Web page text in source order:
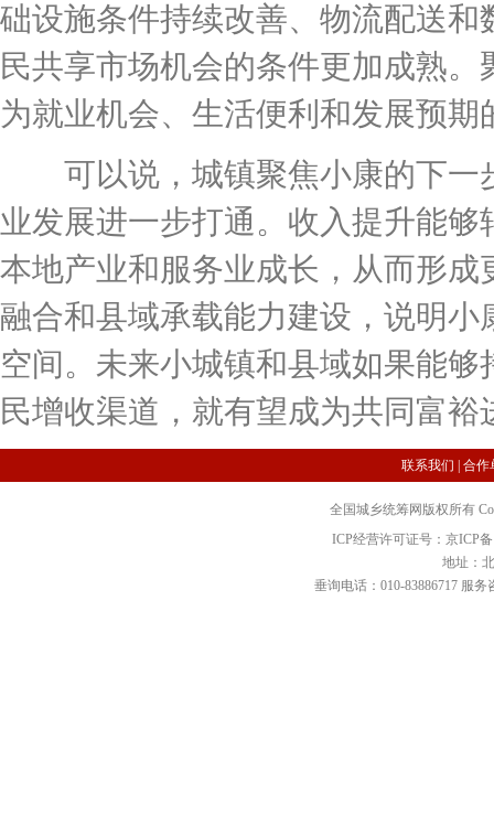
础设施条件持续改善、物流配送
民共享市场机会的条件更加成熟
为就业机会、生活便利和发展预期
可以说，城镇聚焦小康的下一
业发展进一步打通。收入提升能
本地产业和服务业成长，从而形
融合和县域承载能力建设，说明
空间。未来小城镇和县域如果能
民增收渠道，就有望成为共同富
联系我们 合作
全国城乡统筹网版权所有
ICP经营许可证号：京ICP备
地址：
垂询电话：010-83886717 服务